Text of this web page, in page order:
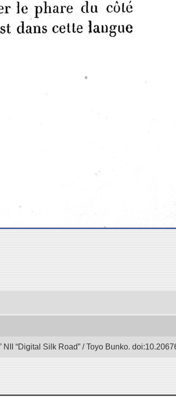
“Digital Silk Road” / Toyo Bunko.